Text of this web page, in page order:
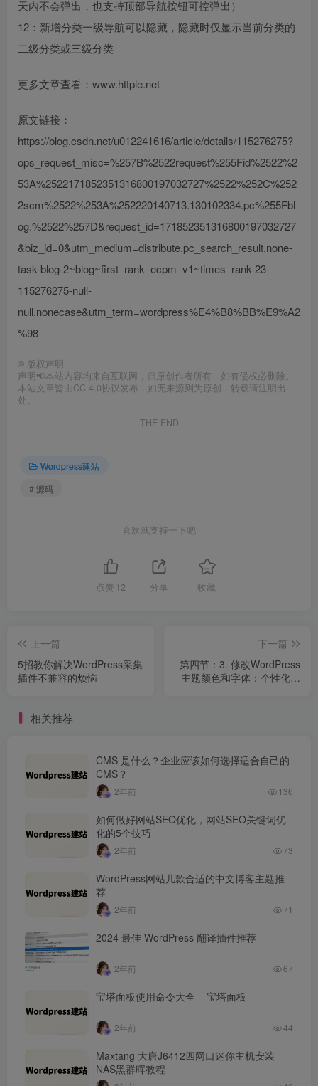
天内不会弹出，也支持顶部导航按钮可控弹出）
12：新增分类一级导航可以隐藏，隐藏时仅显示当前分类的
二级分类或三级分类
更多文章查看：www.httple.net
原文链接：
https://blog.csdn.net/u012241616/article/details/115276275?
ops_request_misc=%257B%2522request%255Fid%2522%2
53A%2522171852351316800197032727%2522%252C%252
2scm%2522%253A%252220140713.130102334.pc%255Fbl
og.%2522%257D&request_id=171852351316800197032727
&biz_id=0&utm_medium=distribute.pc_search_result.none-
task-blog-2~blog~first_rank_ecpm_v1~times_rank-23-
115276275-null-
null.nonecase&utm_term=wordpress%E4%B8%BB%E9%A2
%98
© 版权声明
声明📢本站内容均来自互联网，归原创作者所有，如有侵权必删除。
本站文章皆由CC-4.0协议发布，如无来源则为原创，转载请注明出
处。
THE END
Wordpress建站
# 源码
喜欢就支持一下吧
点赞 12 分享 收藏
上一篇
5招教你解决WordPress采集
插件不兼容的烦恼
下一篇
第四节：3. 修改WordPress
主题颜色和字体：个性化打
相关推荐
CMS 是什么？企业应该如何选择适合自己的
CMS？
2年前 136
如何做好网站SEO优化，网站SEO关键词优
化的5个技巧
2年前 73
WordPress网站几款合适的中文博客主题推
荐
2年前 71
2024 最佳 WordPress 翻译插件推荐
2年前 67
宝塔面板使用命令大全 – 宝塔面板
2年前 44
Maxtang 大唐J6412四网口迷你主机安装
NAS黑群晖教程